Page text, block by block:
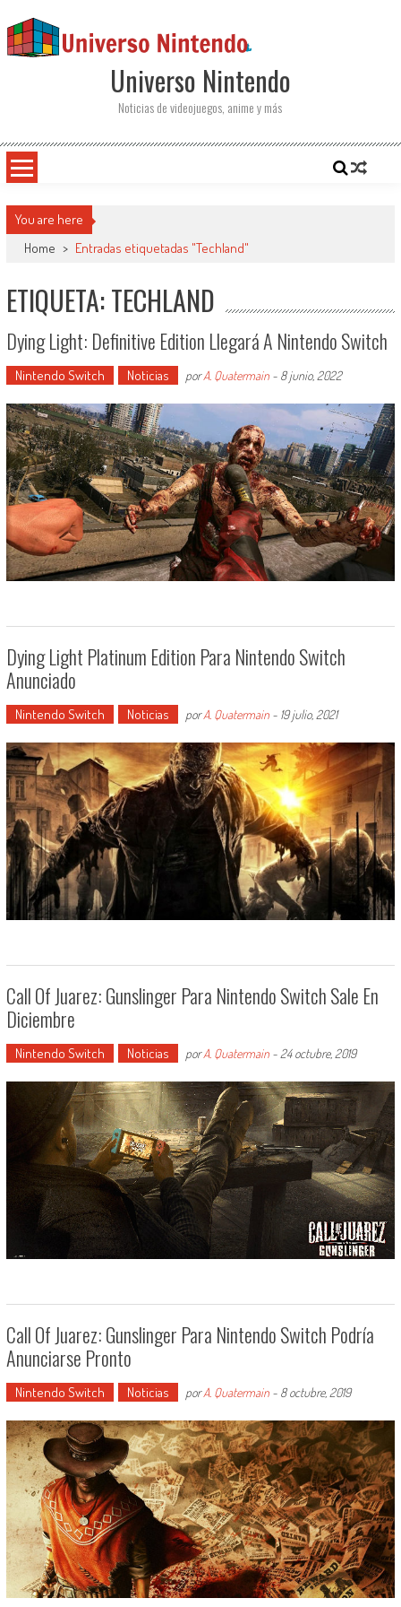
Universo Nintendo
Noticias de videojuegos, anime y más
You are here
Home > Entradas etiquetadas "Techland"
ETIQUETA: TECHLAND
Dying Light: Definitive Edition Llegará A Nintendo Switch
Nintendo Switch Noticias porA. Quatermain- 8 junio, 2022
Dying Light Platinum Edition Para Nintendo Switch
Anunciado
Nintendo Switch Noticias porA. Quatermain- 19 julio, 2021
Call Of Juarez: Gunslinger Para Nintendo Switch Sale En
Diciembre
Nintendo Switch Noticias porA. Quatermain- 24 octubre, 2019
Call Of Juarez: Gunslinger Para Nintendo Switch Podría
Anunciarse Pronto
Nintendo Switch Noticias porA. Quatermain- 8 octubre, 2019